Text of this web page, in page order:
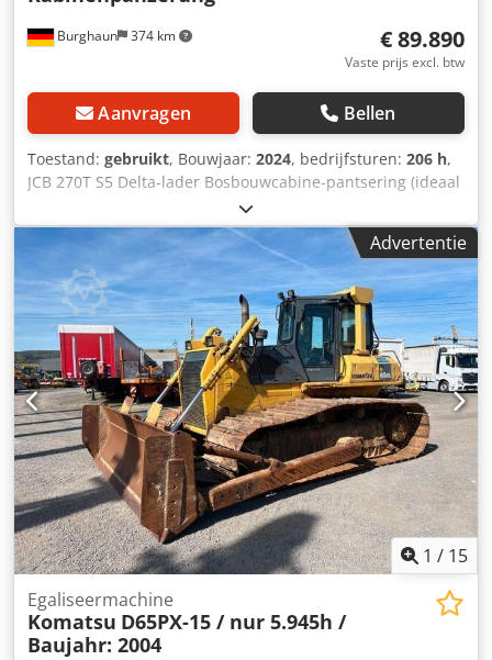
Burghaun 374 km € 89.890
Vaste prijs excl. btw
Aanvragen Bellen
Toestand: gebruikt, Bouwjaar: 2024, bedrijfsturen: 206 h,
JCB 270T S5 Delta-lader Bosbouwcabine-pantsering (ideaal
voor mulching!), slechts 206 bedrijfsuren!, bouwjaar 2024,
rubberen rupsen 450 mm (86 mm steek x 56 schakels), 74
pk/55 kW JCB turbomotor, 2 rijstanden, LED-koplampen
voor en achter, cabinedeur aan de zijkant naar achteren
openslaand voor makkelijker in- en uitstappen, cabine met
verwarming en airconditioning, achteruitrijalarm, radio en
luidsprekers, galaanlegschep 2.134 mm breed (0,64 m³),
industriële vorkdrager, Smooth Ride System, hydraulische
snelwissel Direct inzetbaar, veel andere aanbouwdelen op
voorraad. Wij verzoeken u vriendelijk een afspraak te
maken voor bezichtiging. Op verzoek bieden wij u graag
een lease- of financieringsvoorstel aan. Dhr. Mihm (tel.)
staat u graag te woord. Meer informatie vindt u op onze
website. Dkedpfx Agoyfrgfjdjr Fouten en tussentijdse
verkoop voorbehouden! Snelwisselsysteem = Meer
informatie = Aandrijving: rupsen Neem contact op met
Tobias Ebert voor meer informatie.
Advertentie
1 / 15
Egaliseermachine
Komatsu D65PX-15 / nur 5.945h /
Baujahr: 2004